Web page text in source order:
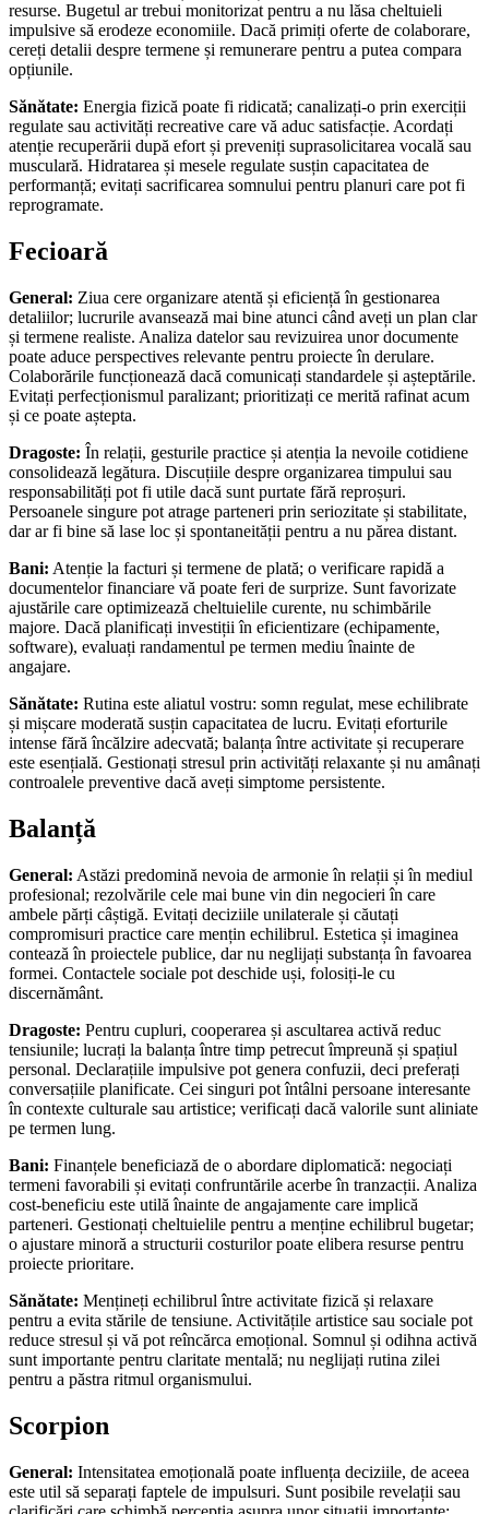
resurse. Bugetul ar trebui monitorizat pentru a nu lăsa cheltuieli
impulsive să erodeze economiile. Dacă primiți oferte de colaborare,
cereți detalii despre termene și remunerare pentru a putea compara
opțiunile.
Sănătate: Energia fizică poate fi ridicată; canalizați-o prin exerciții
regulate sau activități recreative care vă aduc satisfacție. Acordați
atenție recuperării după efort și preveniți suprasolicitarea vocală sau
musculară. Hidratarea și mesele regulate susțin capacitatea de
performanță; evitați sacrificarea somnului pentru planuri care pot fi
reprogramate.
Fecioară
General: Ziua cere organizare atentă și eficiență în gestionarea
detaliilor; lucrurile avansează mai bine atunci când aveți un plan clar
și termene realiste. Analiza datelor sau revizuirea unor documente
poate aduce perspectives relevante pentru proiecte în derulare.
Colaborările funcționează dacă comunicați standardele și așteptările.
Evitați perfecționismul paralizant; prioritizați ce merită rafinat acum
și ce poate aștepta.
Dragoste: În relații, gesturile practice și atenția la nevoile cotidiene
consolidează legătura. Discuțiile despre organizarea timpului sau
responsabilități pot fi utile dacă sunt purtate fără reproșuri.
Persoanele singure pot atrage parteneri prin seriozitate și stabilitate,
dar ar fi bine să lase loc și spontaneității pentru a nu părea distant.
Bani: Atenție la facturi și termene de plată; o verificare rapidă a
documentelor financiare vă poate feri de surprize. Sunt favorizate
ajustările care optimizează cheltuielile curente, nu schimbările
majore. Dacă planificați investiții în eficientizare (echipamente,
software), evaluați randamentul pe termen mediu înainte de
angajare.
Sănătate: Rutina este aliatul vostru: somn regulat, mese echilibrate
și mișcare moderată susțin capacitatea de lucru. Evitați eforturile
intense fără încălzire adecvată; balanța între activitate și recuperare
este esențială. Gestionați stresul prin activități relaxante și nu amânați
controalele preventive dacă aveți simptome persistente.
Balanță
General: Astăzi predomină nevoia de armonie în relații și în mediul
profesional; rezolvările cele mai bune vin din negocieri în care
ambele părți câștigă. Evitați deciziile unilaterale și căutați
compromisuri practice care mențin echilibrul. Estetica și imaginea
contează în proiectele publice, dar nu neglijați substanța în favoarea
formei. Contactele sociale pot deschide uși, folosiți-le cu
discernământ.
Dragoste: Pentru cupluri, cooperarea și ascultarea activă reduc
tensiunile; lucrați la balanța între timp petrecut împreună și spațiul
personal. Declarațiile impulsive pot genera confuzii, deci preferați
conversațiile planificate. Cei singuri pot întâlni persoane interesante
în contexte culturale sau artistice; verificați dacă valorile sunt aliniate
pe termen lung.
Bani: Finanțele beneficiază de o abordare diplomatică: negociați
termeni favorabili și evitați confruntările acerbe în tranzacții. Analiza
cost-beneficiu este utilă înainte de angajamente care implică
parteneri. Gestionați cheltuielile pentru a menține echilibrul bugetar;
o ajustare minoră a structurii costurilor poate elibera resurse pentru
proiecte prioritare.
Sănătate: Mențineți echilibrul între activitate fizică și relaxare
pentru a evita stările de tensiune. Activitățile artistice sau sociale pot
reduce stresul și vă pot reîncărca emoțional. Somnul și odihna activă
sunt importante pentru claritate mentală; nu neglijați rutina zilei
pentru a păstra ritmul organismului.
Scorpion
General: Intensitatea emoțională poate influența deciziile, de aceea
este util să separați faptele de impulsuri. Sunt posibile revelații sau